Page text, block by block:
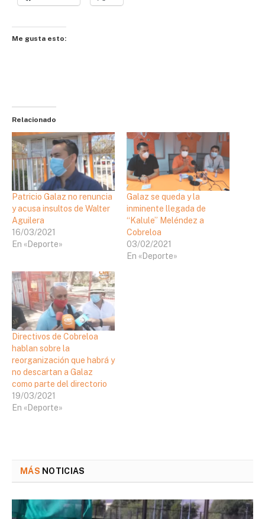
Me gusta esto:
Relacionado
Patricio Galaz no renuncia
y acusa insultos de Walter
Aguilera
16/03/2021
En «Deporte»
Galaz se queda y la
inminente llegada de
“Kalule” Meléndez a
Cobreloa
03/02/2021
En «Deporte»
Directivos de Cobreloa
hablan sobre la
reorganización que habrá y
no descartan a Galaz
como parte del directorio
19/03/2021
En «Deporte»
MÁS NOTICIAS